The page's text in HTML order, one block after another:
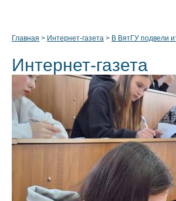
Главная > Интернет-газета > В ВятГУ подвели
Интернет-газета